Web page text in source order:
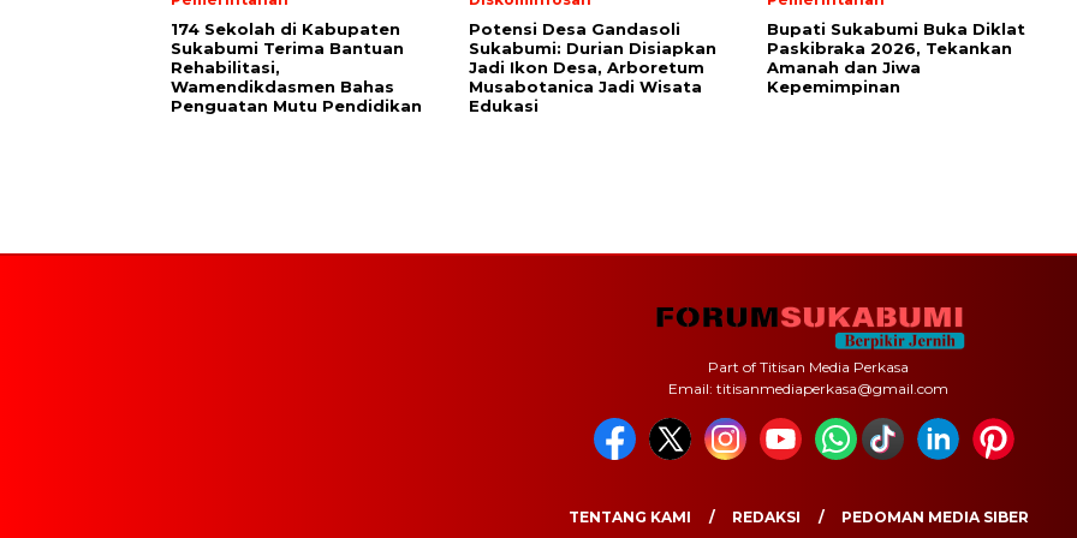
174 Sekolah di Kabupaten
Sukabumi Terima Bantuan
Rehabilitasi,
Wamendikdasmen Bahas
Penguatan Mutu Pendidikan
Potensi Desa Gandasoli
Sukabumi: Durian Disiapkan
Jadi Ikon Desa, Arboretum
Musabotanica Jadi Wisata
Edukasi
Bupati Sukabumi Buka Diklat
Paskibraka 2026, Tekankan
Amanah dan Jiwa
Kepemimpinan
Part of Titisan Media Perkasa
Email: titisanmediaperkasa@gmail.com
TENTANG KAMI REDAKSI PEDOMAN MEDIA SIBER